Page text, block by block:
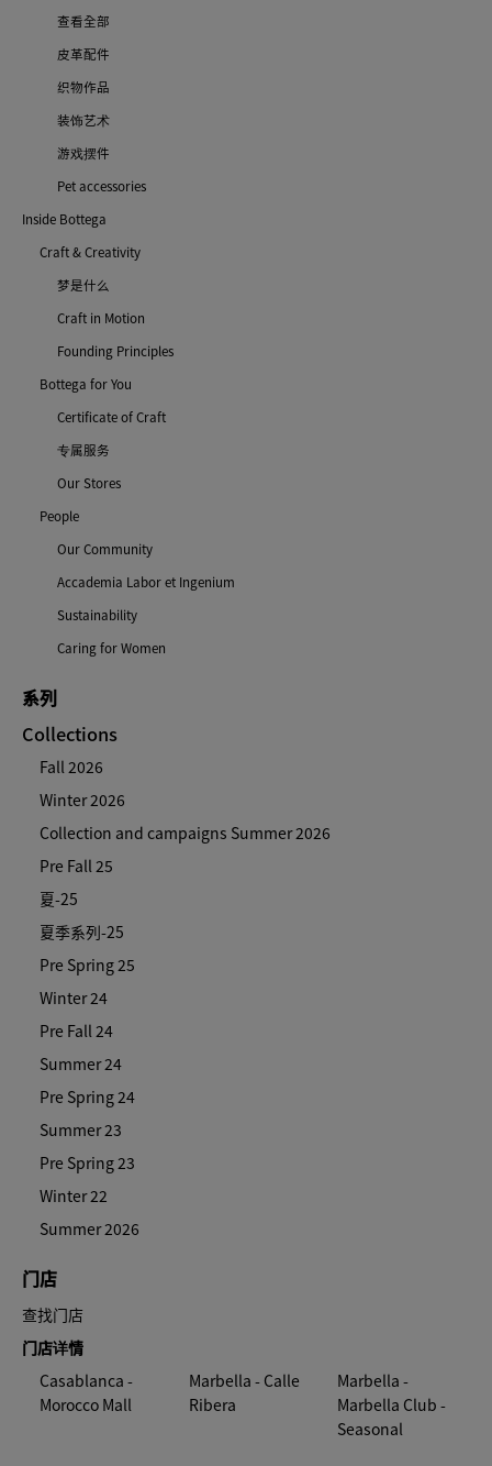
查看全部
皮革配件
织物作品
装饰艺术
游戏摆件
Pet accessories
Inside Bottega
Craft & Creativity
梦是什么
Craft in Motion
Founding Principles
Bottega for You
Certificate of Craft
专属服务
Our Stores
People
Our Community
Accademia Labor et Ingenium
Sustainability
Caring for Women
系列
Collections
Fall 2026
Winter 2026
Collection and campaigns Summer 2026
Pre Fall 25
夏-25
夏季系列-25
Pre Spring 25
Winter 24
Pre Fall 24
Summer 24
Pre Spring 24
Summer 23
Pre Spring 23
Winter 22
Summer 2026
门店
查找门店
门店详情
Casablanca -
Morocco Mall
Marbella - Calle
Ribera
Marbella -
Marbella Club -
Seasonal